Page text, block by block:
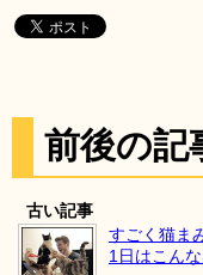
前後の記
古い記事
すごく猫ま
1日はこん